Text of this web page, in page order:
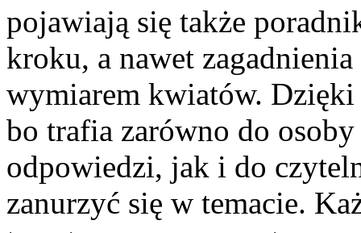
pojawiają się także
kroku, a nawet
wymiarem kwiatów. Dzięki
bo trafia zarówno do
odpowiedzi, jak i do
zanurzyć się w temacie.